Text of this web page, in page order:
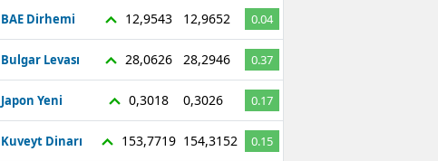
BAE Dirhemi 12,9543 12,9652 0.04
Bulgar Levası 28,0626 28,2946 0.37
Japon Yeni 0,3018 0,3026 0.17
Kuveyt Dinarı 153,7719 154,3152 0.15